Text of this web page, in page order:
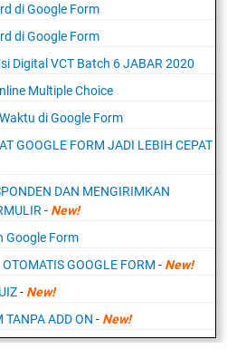
di Google Form
di Google Form
Digital VCT Batch 6 JABAR 2020
Multiple Choice
di Google Form
GOOGLE FORM JADI LEBIH CEPAT
DAN MENGIRIMKAN
- New!
Google Form
GOOGLE FORM - New!
- New!
TANPA ADD ON - New!